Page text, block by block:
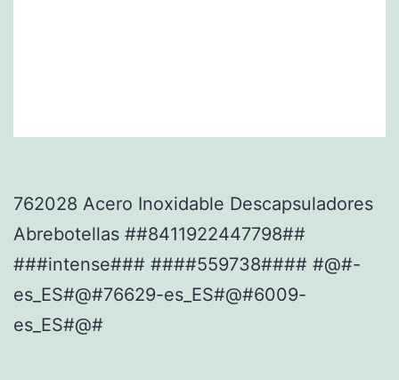
762028 Acero Inoxidable Descapsuladores
Abrebotellas ##8411922447798##
###intense### ####559738#### #@#-
es_ES#@#76629-es_ES#@#6009-
es_ES#@#